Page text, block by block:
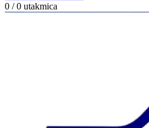
0 / 0 utakmica